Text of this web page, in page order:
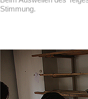
Stimmung.